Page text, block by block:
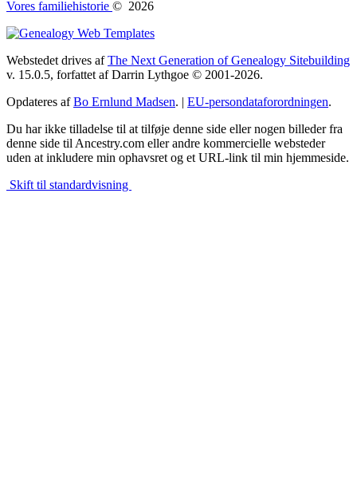
Vores familiehistorie © 2026
Webstedet drives afThe Next Generation of Genealogy Sitebuilding
v. 15.0.5, forfattet af Darrin Lythgoe © 2001-2026.
Opdateres afBo Ernlund Madsen. | EU-persondataforordningen.
Du har ikke tilladelse til at tilføje denne side eller nogen billeder fra
denne side til Ancestry.com eller andre kommercielle websteder
uden at inkludere min ophavsret og et URL-link til min hjemmeside.
Skift til standardvisning